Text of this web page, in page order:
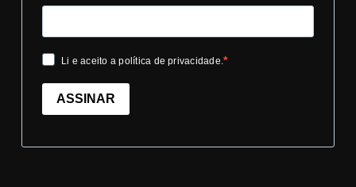
Li e aceito a política de privacidade.
ASSINAR